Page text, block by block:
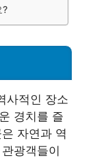
?
사적인 장소
경치를 즐
자연과 역
광객들이